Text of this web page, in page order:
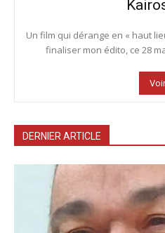
Un film qui dérange en « haut
finaliser mon édito, ce 28
Voir
DERNIER ARTICLE